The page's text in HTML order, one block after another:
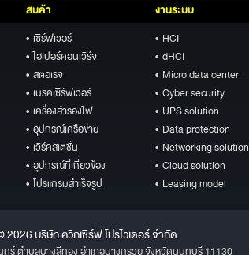
สินค้า
• เซิร์ฟเวอร์
• ไฮเปอร์คอนเวิร์จ
• สตอเรจ
• เบรคเซิร์ฟเวอร์
• เครื่องสำรองไฟ
• อุปกรณ์เครือข่าย
• เวิร์คสเตชั่น
• อุปกรณ์ที่เกี่ยวข้อง
• โปรแกรมสำเร็จรูป
งานระบบ
• HCI
• dHCI
• Micro data center
• Cyber security
• UPS solution
• Data protection
• Networking solution
• Cloud solution
• Leasing model
บริษัท ควิกเซิร์ฟ โปรไวเดอร์ จำกัด